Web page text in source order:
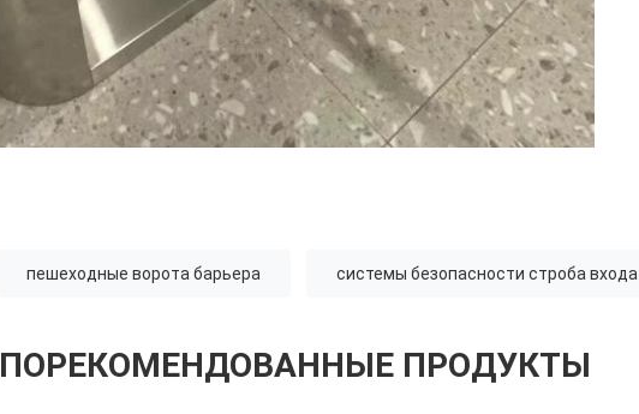
пешеходные ворота барьера системы безопасности строба входа
ПОРЕКОМЕНДОВАННЫЕ ПРОДУКТЫ